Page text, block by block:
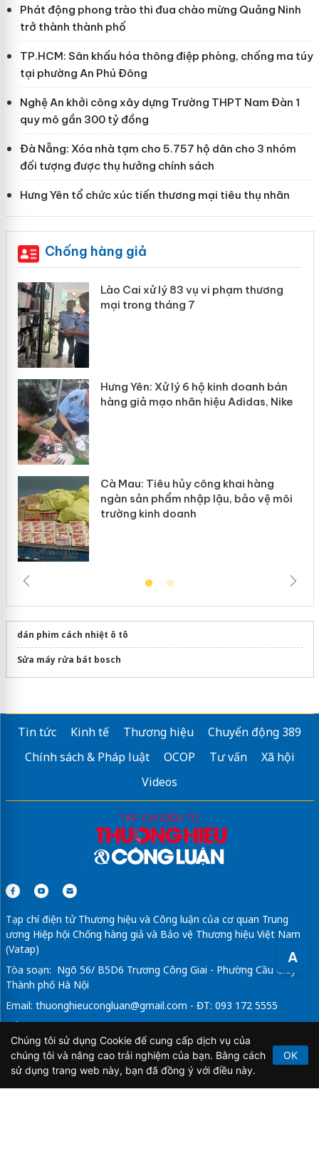
A
Phát động phong trào thi đua chào mừng Quảng Ninh
trở thành thành phố
TP.HCM: Sân khấu hóa thông điệp phòng, chống ma túy
tại phường An Phú Đông
Nghệ An khởi công xây dựng Trường THPT Nam Đàn 1
quy mô gần 300 tỷ đồng
Đà Nẵng: Xóa nhà tạm cho 5.757 hộ dân cho 3 nhóm
đối tượng được thụ hưởng chính sách
Hưng Yên tổ chức xúc tiến thương mại tiêu thụ nhãn
Chống hàng giả
Lào Cai xử lý 83 vụ vi phạm thương
mại trong tháng 7
Hưng Yên: Xử lý 6 hộ kinh doanh bán
hàng giả mạo nhãn hiệu Adidas, Nike
Cà Mau: Tiêu hủy công khai hàng
ngàn sản phẩm nhập lậu, bảo vệ môi
trường kinh doanh
dán phim cách nhiệt ô tô
Sửa máy rửa bát bosch
Tin tức Kinh tế Thương hiệu
Chuyển động 389
Chính sách & Pháp luật
OCOP Tư vấn
Xã hội
Videos
Tạp chí điện tử Thương hiệu và Công luận của cơ quan Trung
ương Hiệp hội Chống hàng giả và Bảo vệ Thương hiệu Việt Nam
(Vatap)
Tòa soạn: Ngõ 56/ B5D6 Trương Công Giai - Phường Cầu Giấy -
Thành phố Hà Nội
Email: thuonghieucongluan@gmail.com - ĐT: 093 172 5555
Tổng Biên Tập: Vũ Đức Thuận
Giấy phép hoạt động báo chí điện tử số 64/GP-BTTTT do Bộ
Thông tin và Truyền thông cấp ngày 21/2/2020.
Chúng tôi sử dụng Cookie để cung cấp dịch vụ của
chúng tôi và nâng cao trải nghiệm của bạn. Bằng cách
sử dụng trang web này, bạn đã đồng ý với điều này.
OK